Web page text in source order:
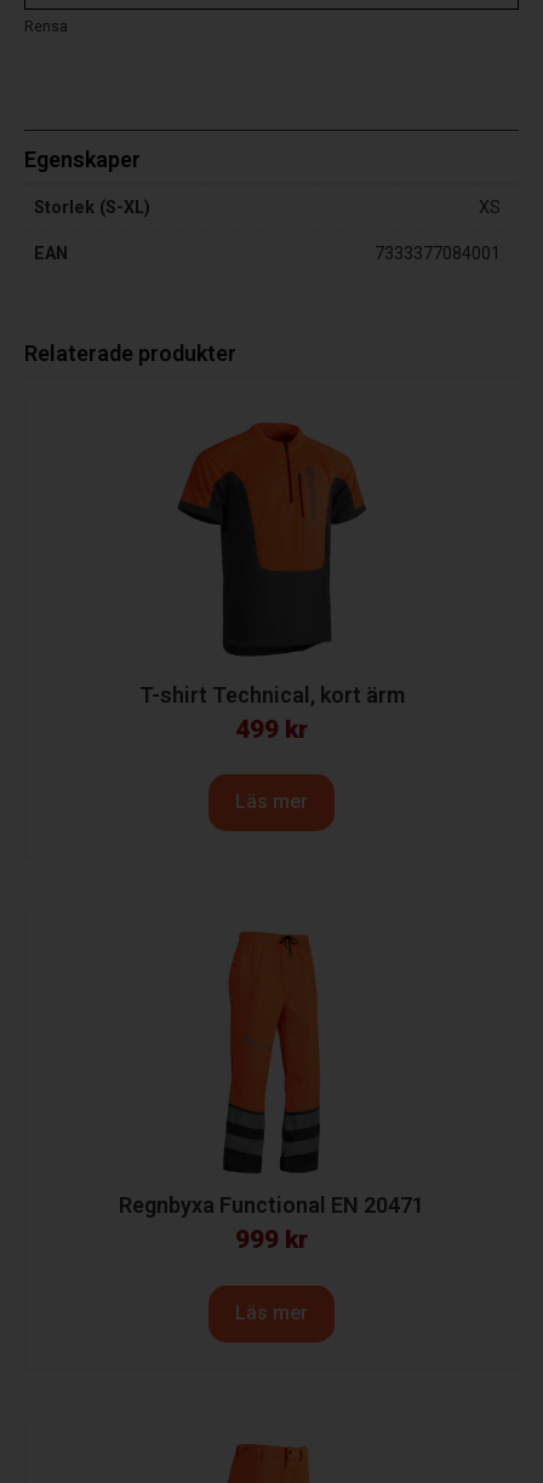
Rensa
Egenskaper
Storlek (S-XL) XS
EAN 7333377084001
Relaterade produkter
T-shirt Technical, kort ärm
499 kr
Läs mer
Regnbyxa Functional EN 20471
999 kr
Läs mer